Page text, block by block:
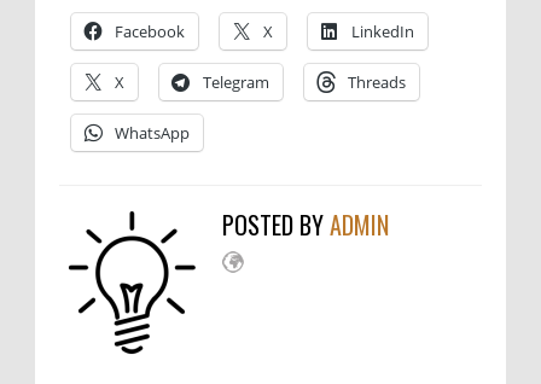
Facebook X LinkedIn
X Telegram Threads
WhatsApp
POSTED BYADMIN